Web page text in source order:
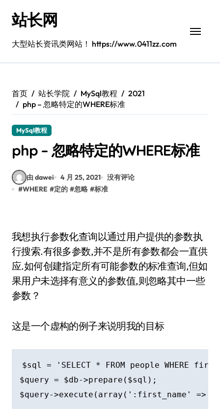
站长网
大型站长资讯类网站！ https://www.0411zz.com
首页 站长学院 MySql教程
2021
php – 忽略特定的WHERE标准
MySql教程
php – 忽略特定的WHERE标准
由 dawei 4 月 25, 2021
没有评论
#WHERE #定的 #忽略 #标准
我想执行参数化查询以通过用户提供的参数执
行搜索.有很多参数,并不是所有参数都会一直供
应.如何创建指定所有可能参数的标准查询,但如
果用户未选择有意义的参数值,则忽略其中一些
参数？
这是一个虚构的例子来说明我的目标
$sql = 'SELECT * FROM people WHERE
$query = $db->prepare($sql);